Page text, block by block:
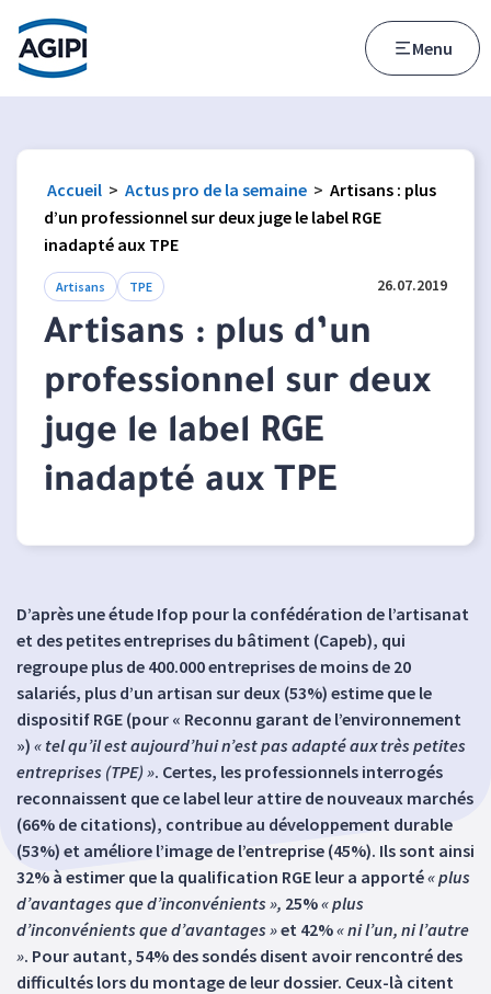
Accès au menu
Accès au contenu principal
Menu
Accueil > Actus pro de la semaine > Artisans : plus
d’un professionnel sur deux juge le label RGE
inadapté aux TPE
Artisans TPE 26.07.2019
Artisans : plus d’un
professionnel sur deux
juge le label RGE
inadapté aux TPE
D’après une étude Ifop pour la confédération de l’artisanat
et des petites entreprises du bâtiment (Capeb), qui
regroupe plus de 400.000 entreprises de moins de 20
salariés, plus d’un artisan sur deux (53%) estime que le
dispositif RGE (pour « Reconnu garant de l’environnement
») « tel qu’il est aujourd’hui n’est pas adapté aux très petites
entreprises (TPE) ». Certes, les professionnels interrogés
reconnaissent que ce label leur attire de nouveaux marchés
(66% de citations), contribue au développement durable
(53%) et améliore l’image de l’entreprise (45%). Ils sont ainsi
32% à estimer que la qualification RGE leur a apporté« plus
d’avantages que d’inconvénients », 25%« plus
d’inconvénients que d’avantages »et 42%« ni l’un, ni l’autre
». Pour autant, 54% des sondés disent avoir rencontré des
difficultés lors du montage de leur dossier. Ceux-là citent